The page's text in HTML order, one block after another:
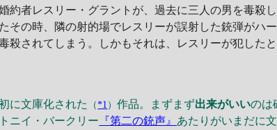
約者レスリー・グラントが、過去に三人の男を毒殺
その時、隣の射的場でレスリーが誤射した銃弾がハ
されてしまう。しかもそれは、レスリーが犯したと
に文庫化された
（*1 ）作品。まずまず出来がいいのは
ニイ・バークリー 『第二の銃声』 あたりがいまだに